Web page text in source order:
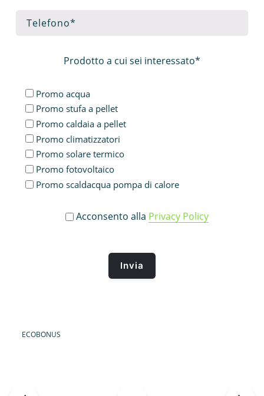
Prodotto a cui sei interessato*
Promo acqua
Promo stufa a pellet
Promo caldaia a pellet
Promo climatizzatori
Promo solare termico
Promo fotovoltaico
Promo scaldacqua pompa di calore
Acconsento alla Privacy Policy
ECOBONUS